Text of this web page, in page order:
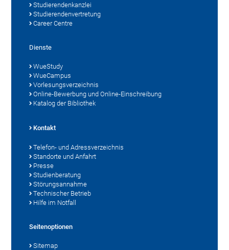
Studierendenkanzlei
Studierendenvertretung
Career Centre
Dienste
WueStudy
WueCampus
Vorlesungsverzeichnis
Online-Bewerbung und Online-Einschreibung
Katalog der Bibliothek
Kontakt
Telefon- und Adressverzeichnis
Standorte und Anfahrt
Presse
Studienberatung
Störungsannahme
Technischer Betrieb
Hilfe im Notfall
Seitenoptionen
Sitemap